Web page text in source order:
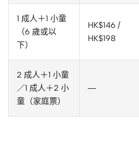
1 成人＋1 小童
（6 歲或以
下）
HK$146 /
HK$198
2 成人＋1 小童
／1 成人＋2 小
童（家庭票）
—